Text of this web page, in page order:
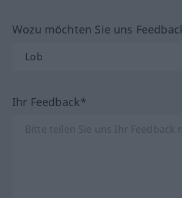
Wozu möchten Sie uns
Ihr Feedback*